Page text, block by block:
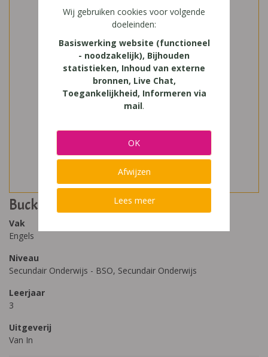
Buckle Up 3 Correctiesleutel (2022)
Vak
Engels
Niveau
Secundair Onderwijs - BSO, Secundair Onderwijs
Leerjaar
3
Uitgeverij
Van In
Wij gebruiken cookies voor volgende
doeleinden:
Basiswerking website (functioneel
- noodzakelijk), Bijhouden
statistieken, Inhoud van externe
bronnen, Live Chat,
Toegankelijkheid, Informeren via
mail.
OK
Afwijzen
Lees meer